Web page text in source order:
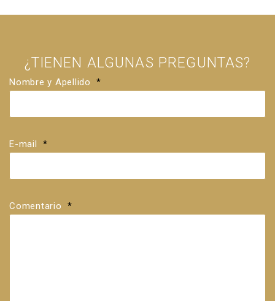
¿TIENEN ALGUNAS PREGUNTAS?
Nombre y Apellido *
E-mail *
Comentario *